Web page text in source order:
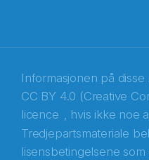
Informasjonen på
CC BY 4.0 (Creative
licence , hvis ikke noe
Tredjepartsmateriale
lisensbetingelsene